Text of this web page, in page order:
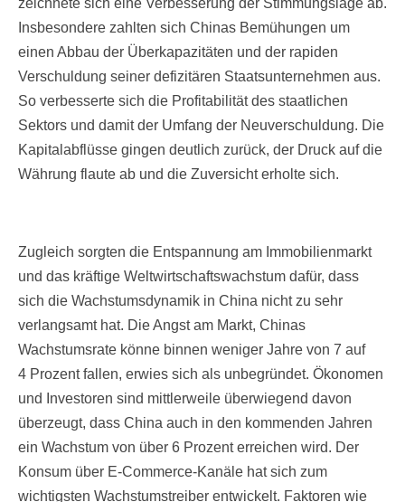
zeichnete sich eine Verbesserung der Stimmungslage ab.
Insbesondere zahlten sich Chinas Bemühungen um
einen Abbau der Überkapazitäten und der rapiden
Verschuldung seiner defizitären Staatsunternehmen aus.
So verbesserte sich die Profitabilität des staatlichen
Sektors und damit der Umfang der Neuverschuldung. Die
Kapitalabflüsse gingen deutlich zurück, der Druck auf die
Währung flaute ab und die Zuversicht erholte sich.
Zugleich sorgten die Entspannung am Immobilienmarkt
und das kräftige Weltwirtschaftswachstum dafür, dass
sich die Wachstumsdynamik in China nicht zu sehr
verlangsamt hat. Die Angst am Markt, Chinas
Wachstumsrate könne binnen weniger Jahre von 7 auf
4 Prozent fallen, erwies sich als unbegründet. Ökonomen
und Investoren sind mittlerweile überwiegend davon
überzeugt, dass China auch in den kommenden Jahren
ein Wachstum von über 6 Prozent erreichen wird. Der
Konsum über E-Commerce-Kanäle hat sich zum
wichtigsten Wachstumstreiber entwickelt. Faktoren wie